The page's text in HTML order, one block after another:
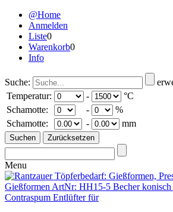
@Home
Anmelden
Liste0
Warenkorb0
Info
Suche:
Temperatur:
-
°C
Schamotte:
-
%
Schamotte:
- mm
Menu